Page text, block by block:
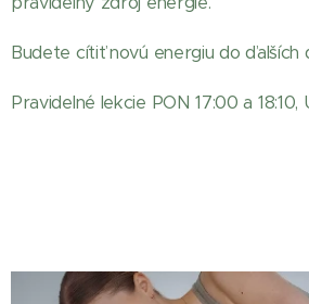
Budete cítiť novú energiu do ďalších
Pravidelné lekcie PON 17:00 a